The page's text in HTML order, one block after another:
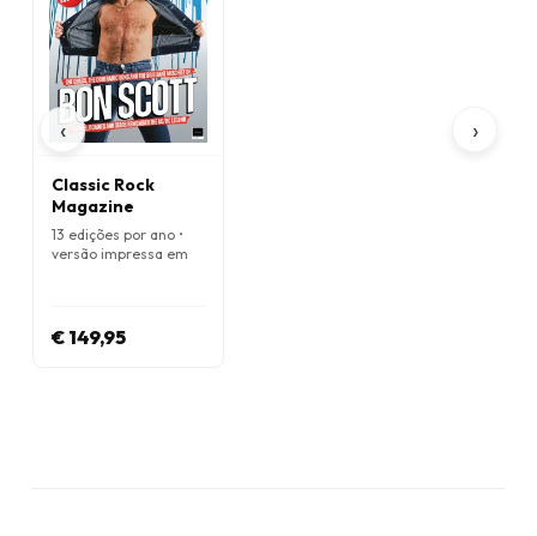
‹
Classic Rock
Magazine
13 edições por ano •
versão impressa em
€ 149,95
›